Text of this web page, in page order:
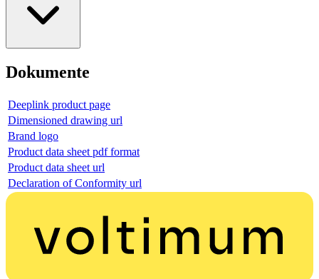
Dokumente
Deeplink product page
Dimensioned drawing url
Brand logo
Product data sheet pdf format
Product data sheet url
Declaration of Conformity url